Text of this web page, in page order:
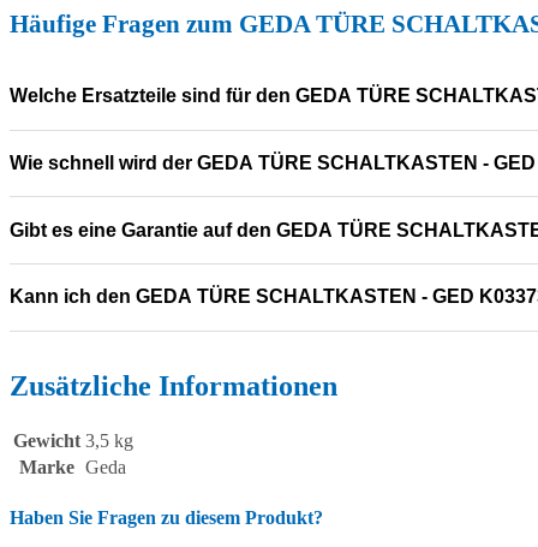
Häufige Fragen zum GEDA TÜRE
Welche Ersatzteile sind für den GEDA TÜRE
Wie schnell wird der GEDA TÜRE SCHALTKASTEN -
Gibt es eine Garantie auf den GEDA TÜRE
Kann ich den GEDA TÜRE SCHALTKASTEN - GED
Zusätzliche Informationen
Gewicht 3,5 kg
Marke Geda
Haben Sie Fragen zu diesem Produkt?